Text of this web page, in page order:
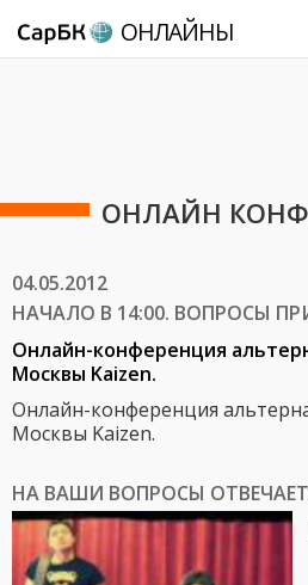
ОНЛАЙНЫ
ОНЛАЙН
04.05.2012
НАЧАЛО В 14:00. ВОПРОСЫ
Онлайн-конференция
Москвы Kaizen.
Онлайн-конференция
Москвы Kaizen.
НА ВАШИ ВОПРОСЫ